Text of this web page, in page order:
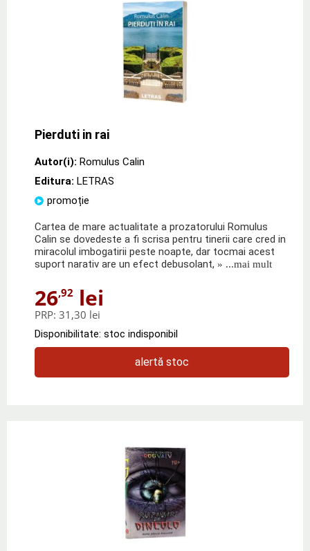
Pierduti in rai
Autor(i): Romulus Calin
Editura: LETRAS
promoție
Cartea de mare actualitate a prozatorului Romulus
Calin se dovedeste a fi scrisa pentru tinerii care cred in
miracolul imbogatirii peste noapte, dar tocmai acest
suport narativ are un efect debusolant, » ...mai mult
26,92 lei
PRP: 31,30 lei
Disponibilitate: stoc indisponibil
alertă stoc